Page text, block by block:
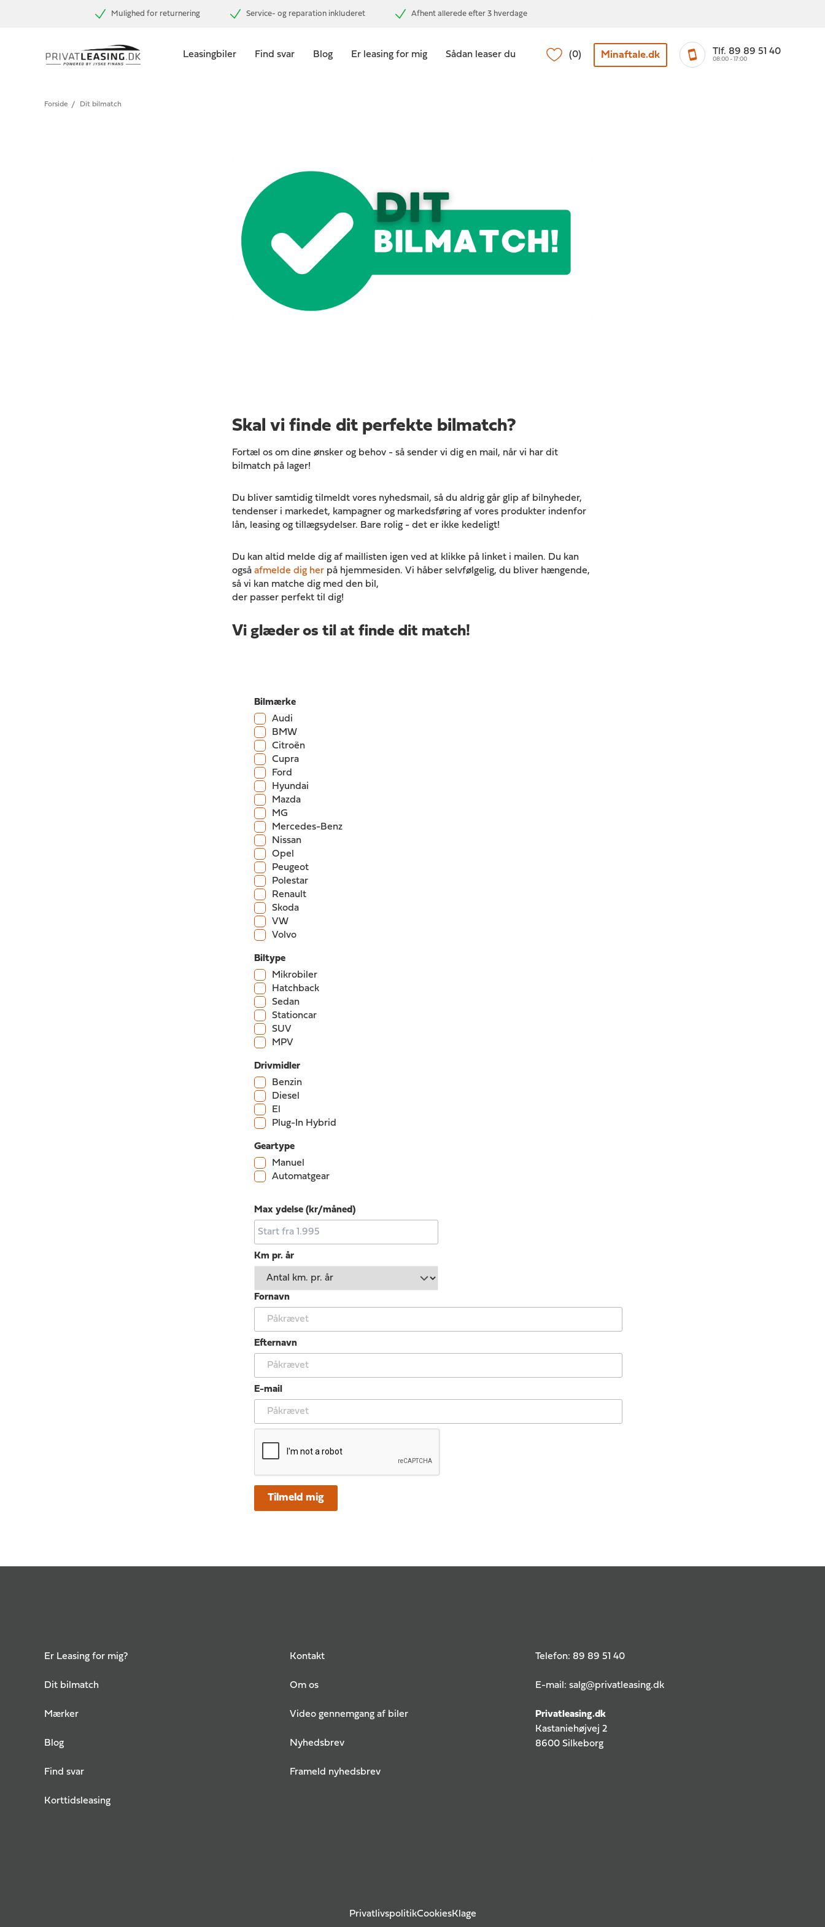
Mulighed for returnering Service- og reparation inkluderet Afhent allerede efter 3 hverdage
Leasingbiler Find svar Blog Er leasing for mig Sådan leaser du (0) Minaftale.dk Tlf. 89 89 51 40
08:00 - 17:00
Forside / Dit bilmatch
Skal vi finde dit perfekte bilmatch?
Fortæl os om dine ønsker og behov - så sender vi dig en mail, når vi har dit
bilmatch på lager!
Du bliver samtidig tilmeldt vores nyhedsmail, så du aldrig går glip af bilnyheder,
tendenser i markedet, kampagner og markedsføring af vores produkter indenfor
lån, leasing og tillægsydelser. Bare rolig - det er ikke kedeligt!
Du kan altid melde dig af maillisten igen ved at klikke på linket i mailen. Du kan
også afmelde dig her på hjemmesiden. Vi håber selvfølgelig, du bliver hængende,
så vi kan matche dig med den bil,
der passer perfekt til dig!
Vi glæder os til at finde dit match!
Bilmærke
Audi
BMW
Citroën
Cupra
Ford
Hyundai
Mazda
MG
Mercedes-Benz
Nissan
Opel
Peugeot
Polestar
Renault
Skoda
VW
Volvo
Biltype
Mikrobiler
Hatchback
Sedan
Stationcar
SUV
MPV
Drivmidler
Benzin
Diesel
El
Plug-In Hybrid
Geartype
Manuel
Automatgear
Max ydelse (kr/måned)
Km pr. år
Fornavn
Efternavn
E-mail
Tilmeld mig
Er Leasing for mig?
Dit bilmatch
Mærker
Blog
Find svar
Korttidsleasing
Kontakt
Om os
Video gennemgang af biler
Nyhedsbrev
Frameld nyhedsbrev
Telefon: 89 89 51 40
E-mail: salg@privatleasing.dk
Privatleasing.dk
Kastaniehøjvej 2
8600 Silkeborg
PrivatlivspolitikCookiesKlage